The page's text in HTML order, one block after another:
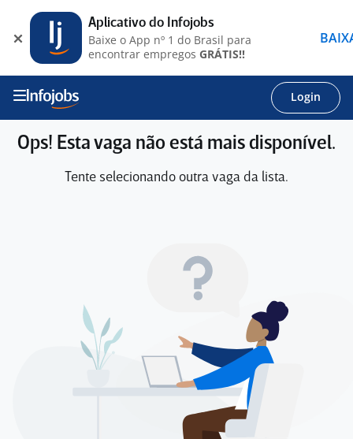
Login
Ops! Esta vaga não está mais disponível.
Tente selecionando outra vaga da lista.
Aplicativo do Infojobs
Baixe o App nº 1 do Brasil para
encontrar empregos GRÁTIS!!